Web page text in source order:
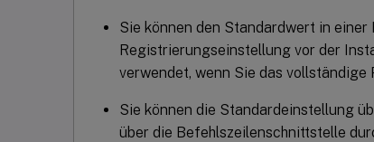
Sie können den Standardwert in
Registrierungseinstellung vor der
verwendet, wenn Sie das
Sie können die Standardeinstellung
über die Befehlszeilenschnittstelle